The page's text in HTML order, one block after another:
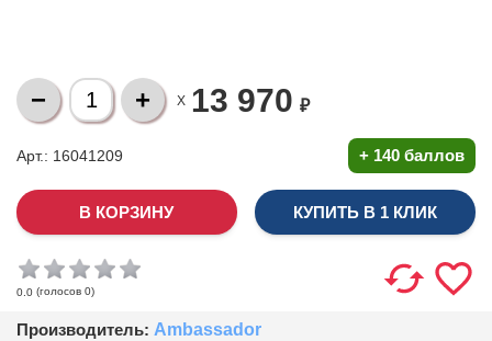
X 13 970 ₽
Арт.: 16041209 + 140 баллов
КУПИТЬ В 1 КЛИК
0.0 (голосов 0)
Производитель: Ambassador